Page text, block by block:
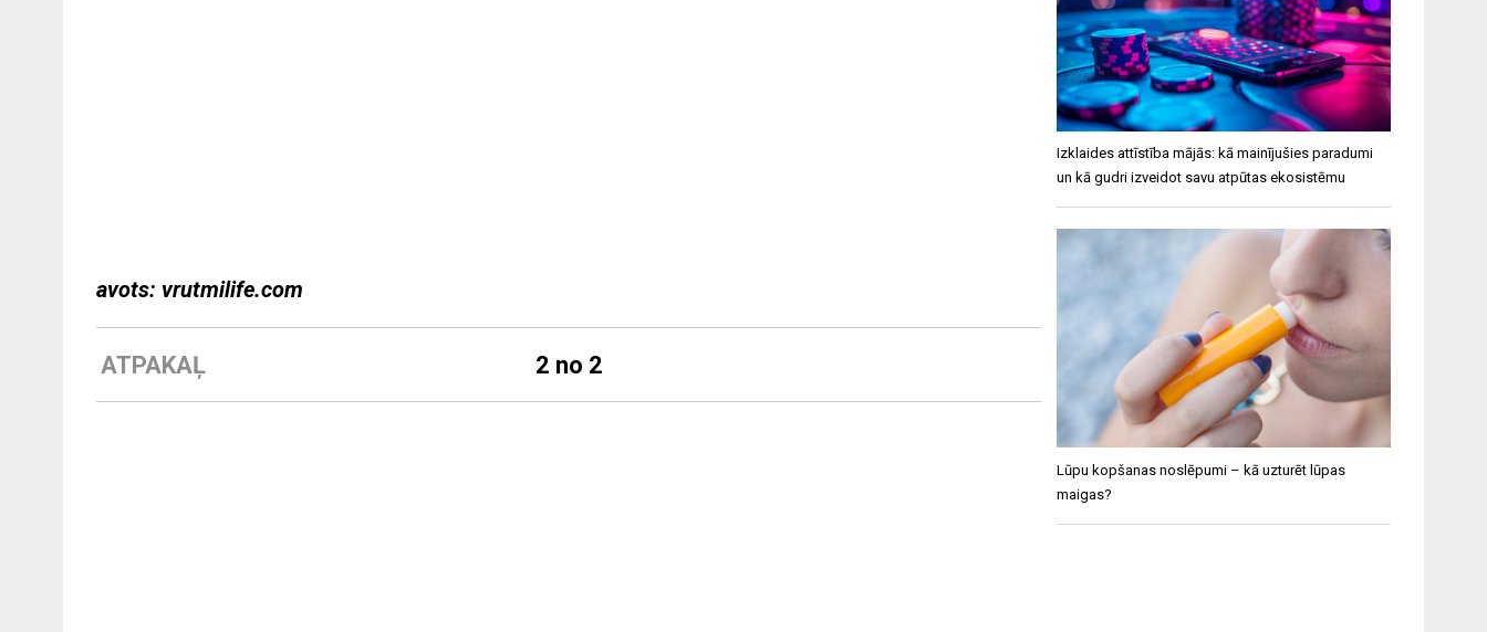
avots: vrutmilife.com
ATPAKAĻ 2 no 2
Izklaides attīstība mājās: kā mainījušies paradumi
un kā gudri izveidot savu atpūtas ekosistēmu
Lūpu kopšanas noslēpumi – kā uzturēt lūpas
maigas?